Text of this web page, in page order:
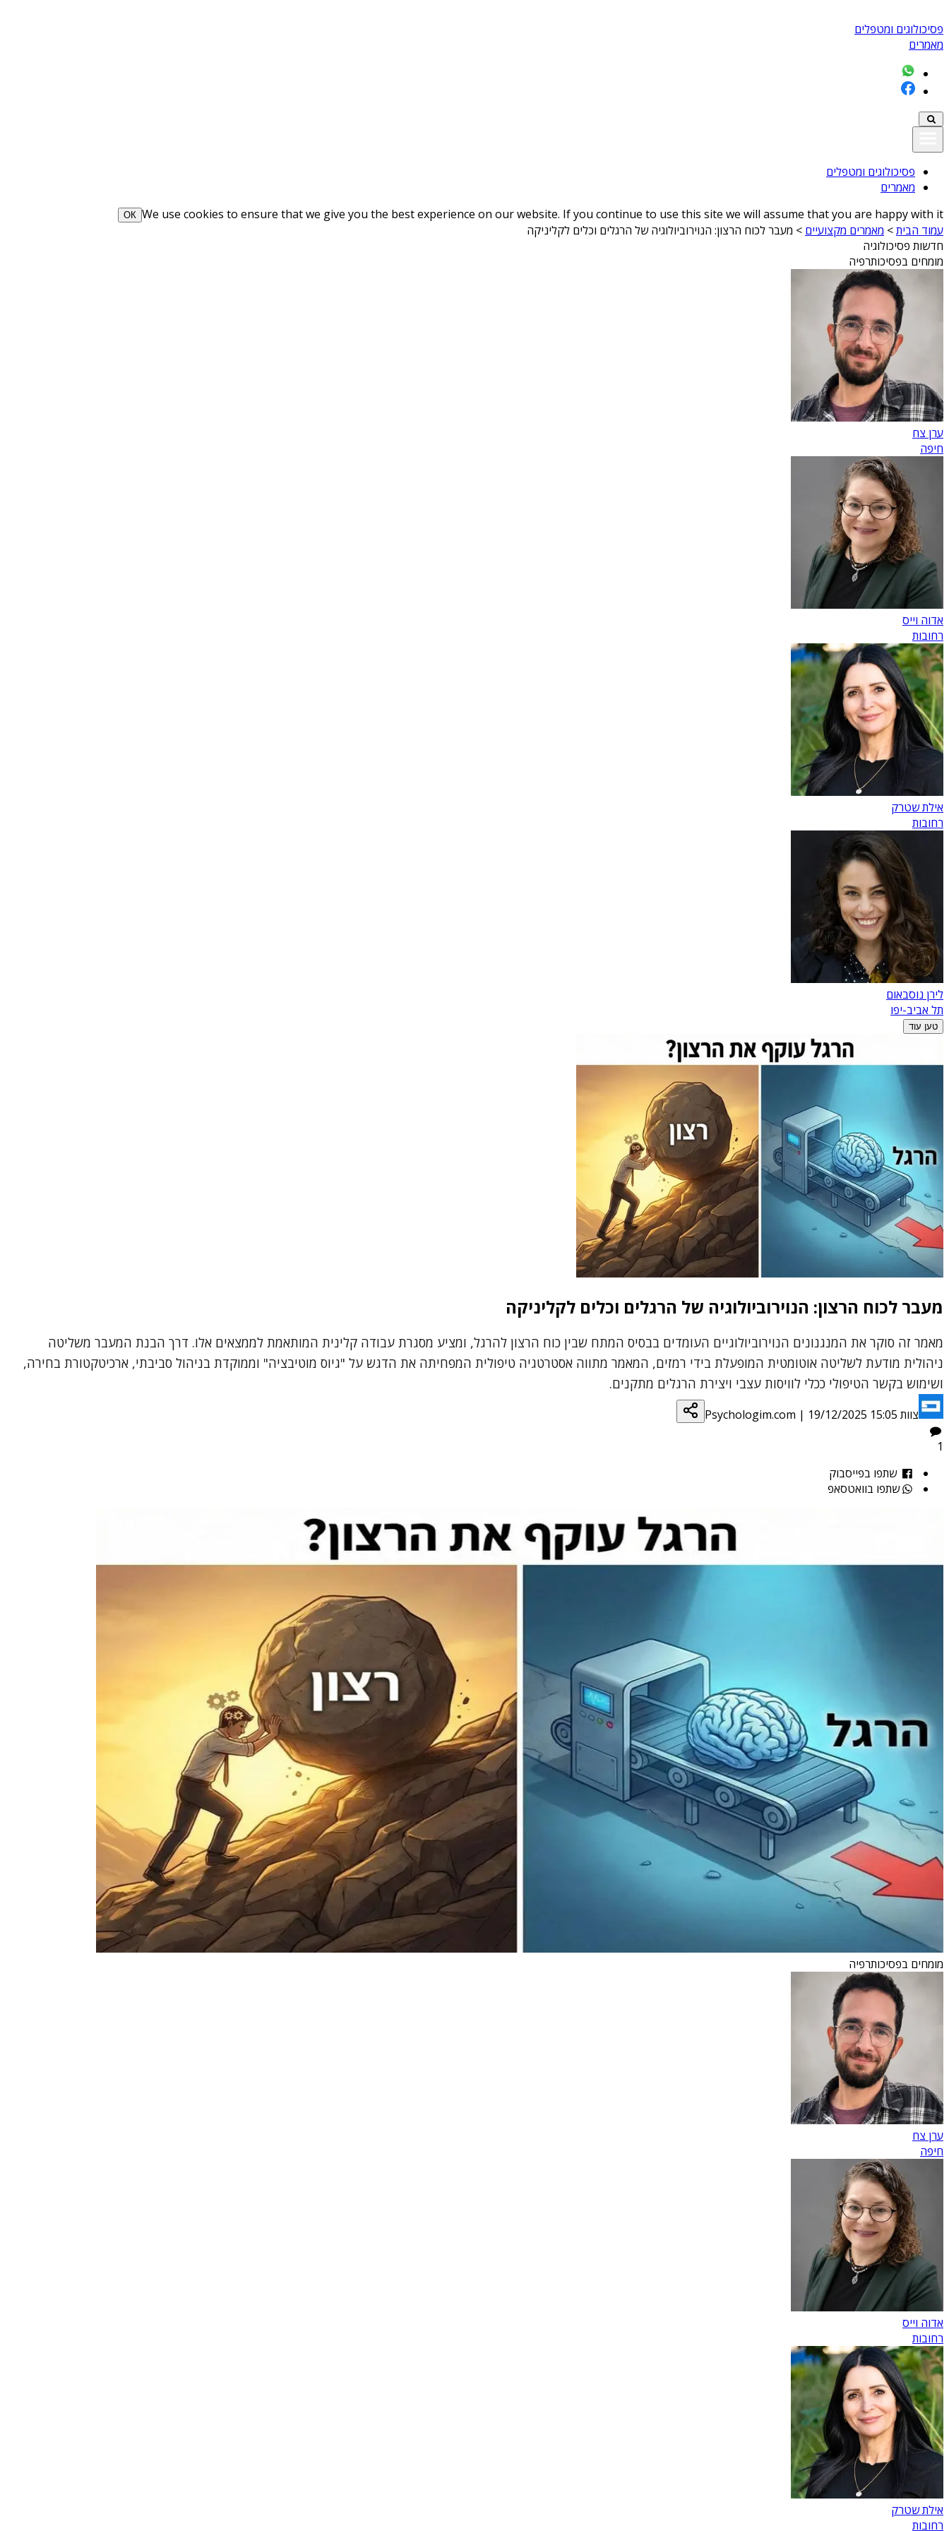
פסיכולוגים ומטפלים
מאמרים
פסיכולוגים ומטפלים
מאמרים
We use cookies to ensure that we give you the best experience on our website. If you continue to use this site we will assume that you are happy with it
ОК
עמוד הבית> מאמרים מקצועיים > מעבר לכוח הרצון: הנוירוביולוגיה של הרגלים וכלים לקליניקה
חדשות פסיכולוגיה
מומחים בפסיכותרפיה
ערן צח
חיפה
אדוה וייס
רחובות
אילת שטרק
רחובות
לירן נוסבאום
תל אביב-יפו
טען עוד
מעבר לכוח הרצון: הנוירוביולוגיה של הרגלים וכלים לקליניקה
מאמר זה סוקר את המנגנונים הנוירוביולוגיים העומדים בבסיס המתח שבין כוח הרצון להרגל, ומציע מסגרת עבודה קלינית המותאמת לממצאים אלו. דרך הבנת המעבר משליטה
ניהולית מודעת לשליטה אוטומטית המופעלת בידי רמזים, המאמר מתווה אסטרטגיה טיפולית המפחיתה את הדגש על "גיוס מוטיבציה" וממוקדת בניהול סביבתי, ארכיטקטורת בחירה,
ושימוש בקשר הטיפולי ככלי לוויסות עצבי ויצירת הרגלים מתקנים.
צוות Psychologim.com | 19/12/2025 15:05
1
שתפו בפייסבוק
שתפו בוואטסאפ
מומחים בפסיכותרפיה
ערן צח
חיפה
אדוה וייס
רחובות
אילת שטרק
רחובות